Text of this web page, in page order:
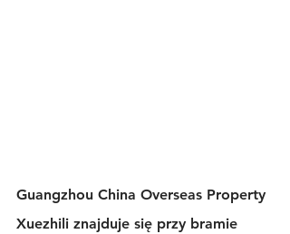
Guangzhou China Overseas Property
Xuezhili znajduje się przy bramie